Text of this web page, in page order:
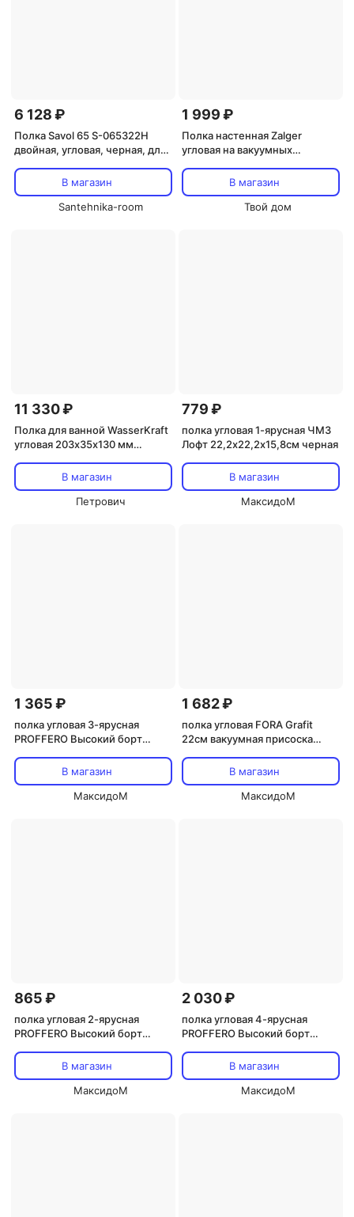
6 128 ₽
Полка Savol 65 S-065322H
двойная, угловая, черная, для
В магазин
Santehnika-room
1 999 ₽
Полка настенная Zalger
угловая на вакуумных
В магазин
Твой дом
11 330 ₽
Полка для ванной WasserKraft
угловая 203х35х130 мм
В магазин
Петрович
779 ₽
полка угловая 1-ярусная ЧМЗ
Лофт 22,2х22,2х15,8см черная
В магазин
МаксидоМ
1 365 ₽
полка угловая 3-ярусная
PROFFERO Высокий борт
В магазин
МаксидоМ
1 682 ₽
полка угловая FORA Grafit
22см вакуумная присоска
В магазин
МаксидоМ
865 ₽
полка угловая 2-ярусная
PROFFERO Высокий борт
В магазин
МаксидоМ
2 030 ₽
полка угловая 4-ярусная
PROFFERO Высокий борт
В магазин
МаксидоМ